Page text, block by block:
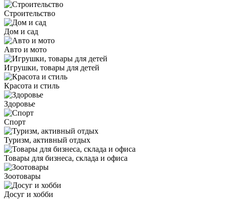
Строительство
Дом и сад
Авто и мото
Игрушки, товары для детей
Красота и стиль
Здоровье
Спорт
Туризм, активный отдых
Товары для бизнеса, склада и офиса
Зоотовары
Досуг и хобби